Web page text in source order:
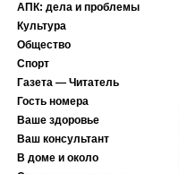
АПК: дела и проблемы
Культура
Общество
Спорт
Газета — Читатель
Гость номера
Ваше здоровье
Ваш консультант
В доме и около